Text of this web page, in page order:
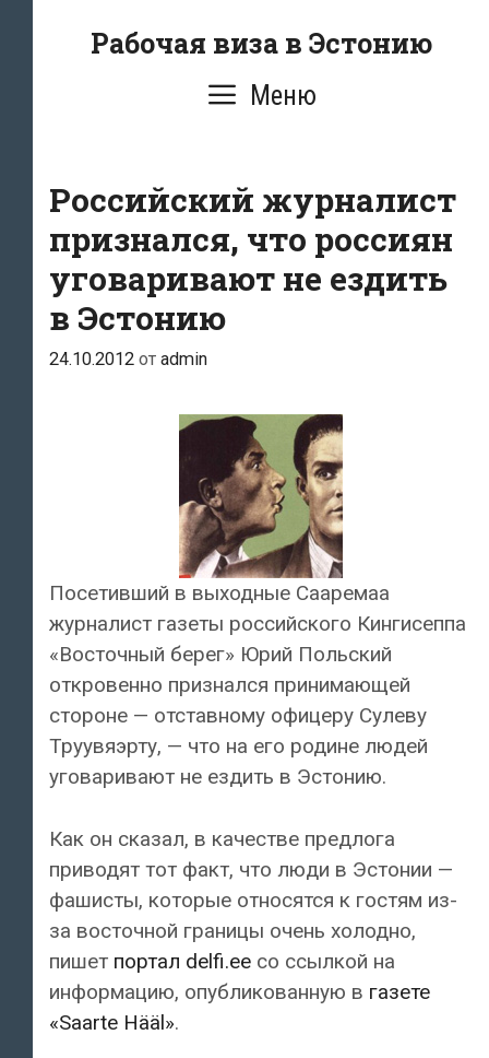
Рабочая виза в Эстонию
Меню
Российский журналист
признался, что россиян
уговаривают не ездить
в Эстонию
24.10.2012 от admin
Посетивший в выходные Сааремаа
журналист газеты российского Кингисеппа
«Восточный берег» Юрий Польский
откровенно признался принимающей
стороне — отставному офицеру Сулеву
Труувяэрту, — что на его родине людей
уговаривают не ездить в Эстонию.
Как он сказал, в качестве предлога
приводят тот факт, что люди в Эстонии —
фашисты, которые относятся к гостям из-
за восточной границы очень холодно,
пишет портал delfi.ee со ссылкой на
информацию, опубликованную в газете
«Saarte Hääl».